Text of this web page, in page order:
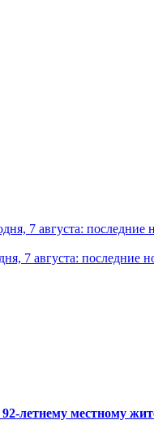
7 августа: последние
7 августа: последние
92-летнему местному